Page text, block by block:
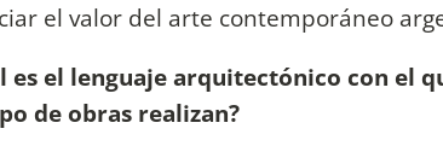
el valor del arte contemporáneo
es el lenguaje arquitectónico con el
de obras realizan?